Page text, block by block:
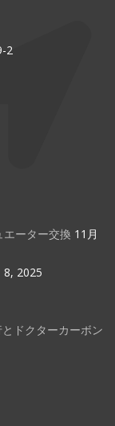
2
エーター交換 11月
8, 2025
ドクターカーボン